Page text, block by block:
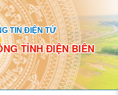
TIN ĐIỆN TỬ
TỈNH ĐIỆN BIÊN